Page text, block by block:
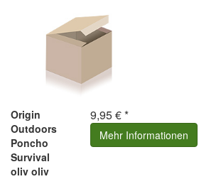
Origin
Outdoors
Poncho
Survival
oliv oliv
9,95 € *
Mehr Informationen